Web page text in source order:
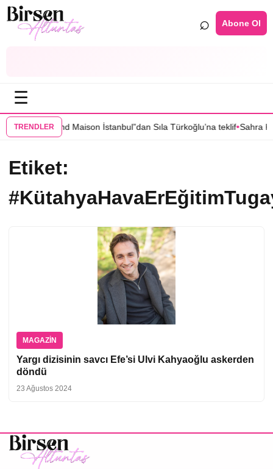
⌕ Abone Ol
☰
TRENDLER
Bürsin’li “Grand Maison İstanbul”dan Sıla Türkoğlu’na teklif•Sahra
Etiket:
MAGAZIN
Yargı dizisinin savcı Efe’si Ulvi Kahyaoğlu askerden
döndü
23 Ağustos 2024